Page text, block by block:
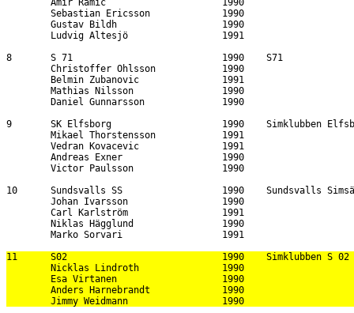
11      S02                            1990
Nicklas Lindroth               1990
Esa Virtanen                   1990
Anders Harnebrandt             1990